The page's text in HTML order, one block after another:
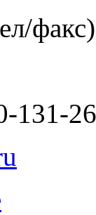
факс)
131-